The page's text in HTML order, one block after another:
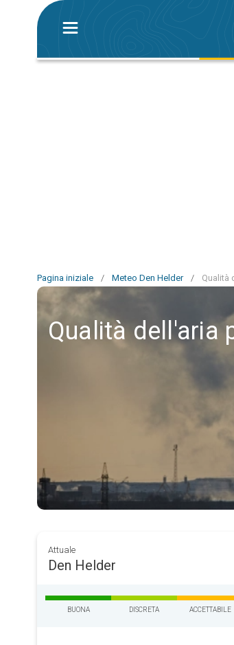
Pagina iniziale / Meteo Den Helder / Qualità
Qualità dell'aria
Attuale
Den Helder
BUONA DISCRETA ACCETTABILE